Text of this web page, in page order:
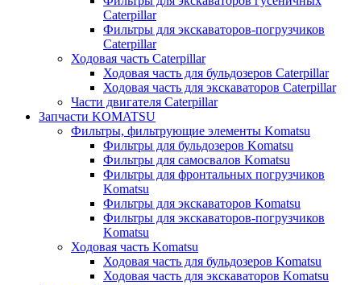
Caterpillar
Фильтры для экскаваторов-погрузчиков
Caterpillar
Ходовая часть Caterpillar
Ходовая часть для бульдозеров Caterpillar
Ходовая часть для экскаваторов Caterpillar
Части двигателя Caterpillar
Запчасти KOMATSU
Фильтры, фильтрующие элементы Komatsu
Фильтры для бульдозеров Komatsu
Фильтры для самосвалов Komatsu
Фильтры для фронтальных погрузчиков
Komatsu
Фильтры для экскаваторов Komatsu
Фильтры для экскаваторов-погрузчиков
Komatsu
Ходовая часть Komatsu
Ходовая часть для бульдозеров Komatsu
Ходовая часть для экскаваторов Komatsu